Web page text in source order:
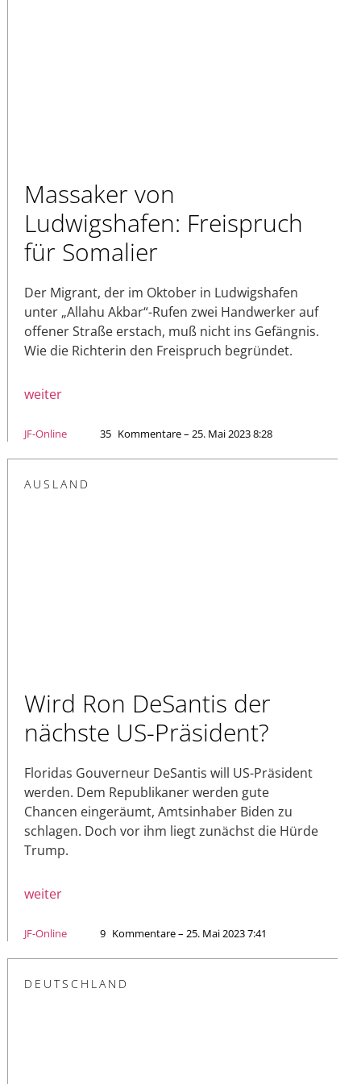
Massaker von
Ludwigshafen: Freispruch
für Somalier
Der Migrant, der im Oktober in Ludwigshafen
unter „Allahu Akbar“-Rufen zwei Handwerker auf
offener Straße erstach, muß nicht ins Gefängnis.
Wie die Richterin den Freispruch begründet.
weiter
JF-Online 35 Kommentare – 25. Mai 2023 8:28
AUSLAND
Wird Ron DeSantis der
nächste US-Präsident?
Floridas Gouverneur DeSantis will US-Präsident
werden. Dem Republikaner werden gute
Chancen eingeräumt, Amtsinhaber Biden zu
schlagen. Doch vor ihm liegt zunächst die Hürde
Trump.
weiter
JF-Online 9 Kommentare – 25. Mai 2023 7:41
DEUTSCHLAND